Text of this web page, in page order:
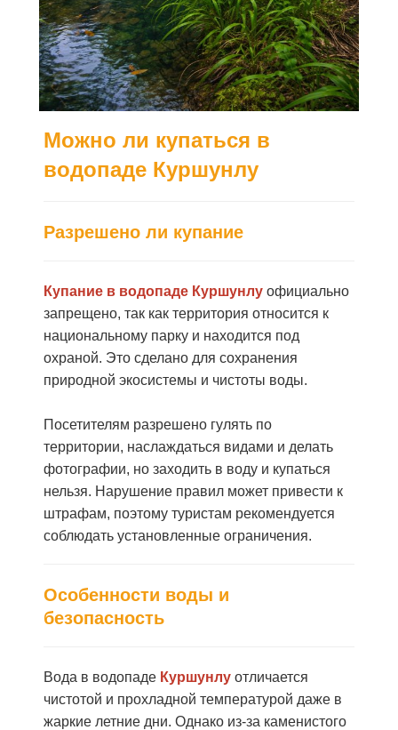
Можно ли купаться в
водопаде Куршунлу
Разрешено ли купание
Купание в водопаде Куршунлу официально
запрещено, так как территория относится к
национальному парку и находится под
охраной. Это сделано для сохранения
природной экосистемы и чистоты воды.
Посетителям разрешено гулять по
территории, наслаждаться видами и делать
фотографии, но заходить в воду и купаться
нельзя. Нарушение правил может привести к
штрафам, поэтому туристам рекомендуется
соблюдать установленные ограничения.
Особенности воды и
безопасность
Вода в водопаде Куршунлу отличается
чистотой и прохладной температурой даже в
жаркие летние дни. Однако из-за каменистого